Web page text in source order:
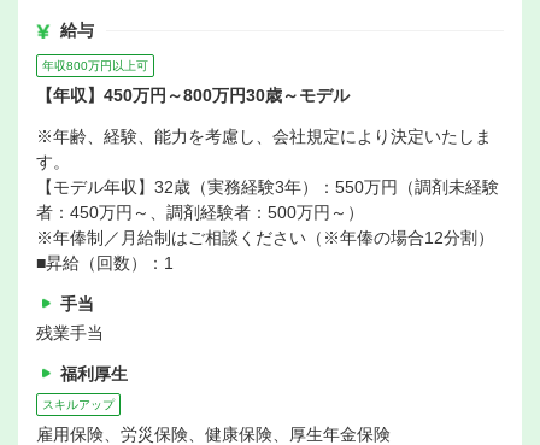
給与
年収800万円以上可
【年収】450万円～800万円30歳～モデル
※年齢、経験、能力を考慮し、会社規定により決定いたしま
す。
【モデル年収】32歳（実務経験3年）：550万円（調剤未経験
者：450万円～、調剤経験者：500万円～）
※年俸制／月給制はご相談ください（※年俸の場合12分割）
■昇給（回数）：1
手当
残業手当
福利厚生
スキルアップ
雇用保険、労災保険、健康保険、厚生年金保険